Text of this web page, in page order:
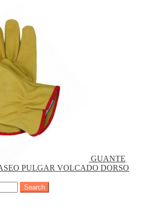
GUANTE
PULGAR VOLCADO DORSO
Search